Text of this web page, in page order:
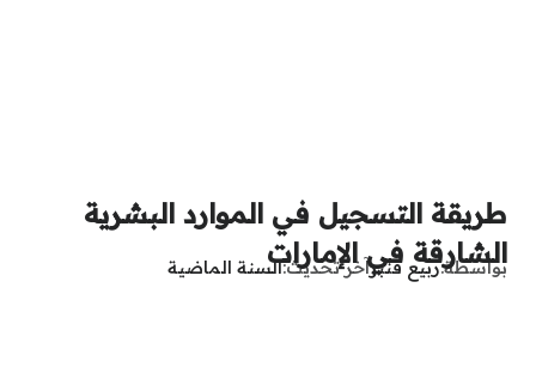
طريقة التسجيل في الموارد البشرية
الشارقة في الإمارات
بواسطةربيع قنبرآخر تحديثالسنة الماضية